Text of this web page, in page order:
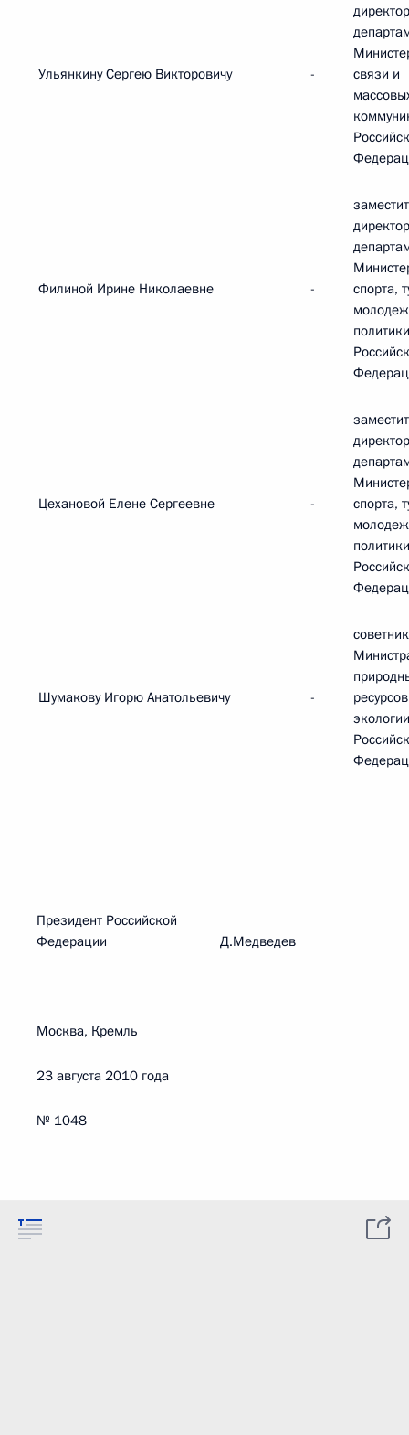
Ульянкину Сергею Викторовичу -
связи и
Филиной Ирине Николаевне -
спорта,
политики
Цехановой Елене Сергеевне -
спорта,
политики
Шумакову Игорю Анатольевичу -
экологии
Президент Российской
Федерации Д.Медведев
Москва, Кремль
23 августа 2010 года
№ 1048